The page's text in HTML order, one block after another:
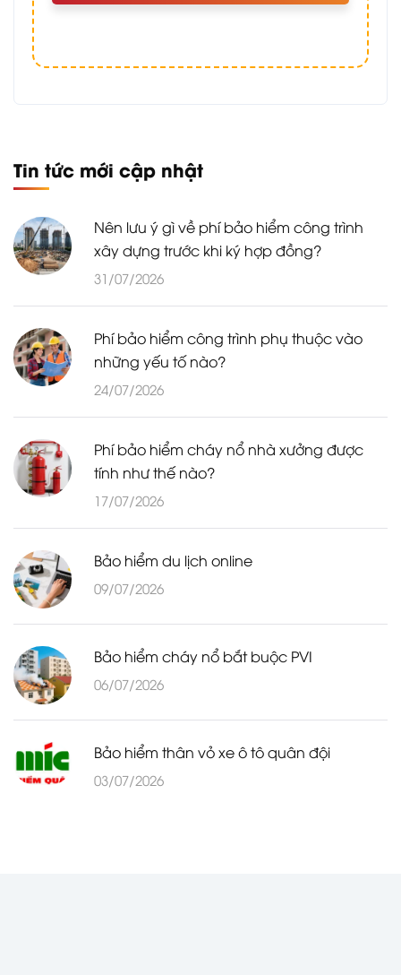
Tin tức mới cập nhật
Nên lưu ý gì về phí bảo hiểm công trình
xây dựng trước khi ký hợp đồng?
31/07/2026
Phí bảo hiểm công trình phụ thuộc vào
những yếu tố nào?
24/07/2026
Phí bảo hiểm cháy nổ nhà xưởng được
tính như thế nào?
17/07/2026
Bảo hiểm du lịch online
09/07/2026
Bảo hiểm cháy nổ bắt buộc PVI
06/07/2026
Bảo hiểm thân vỏ xe ô tô quân đội
03/07/2026